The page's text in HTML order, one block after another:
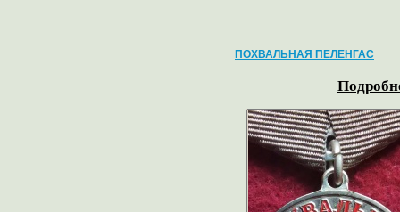
ПОХВАЛЬНАЯ ПЕЛЕНГАС